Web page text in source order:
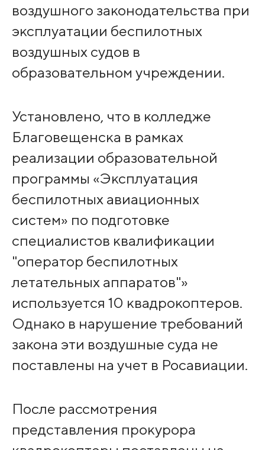
воздушного законодательства при
эксплуатации беспилотных
воздушных судов в
образовательном учреждении.
Установлено, что в колледже
Благовещенска в рамках
реализации образовательной
программы «Эксплуатация
беспилотных авиационных
систем» по подготовке
специалистов квалификации
"оператор беспилотных
летательных аппаратов"»
используется 10 квадрокоптеров.
Однако в нарушение требований
закона эти воздушные суда не
поставлены на учет в Росавиации.
После рассмотрения
представления прокурора